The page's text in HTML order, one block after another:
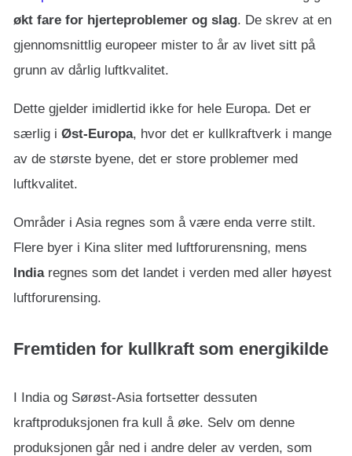
økt fare for hjerteproblemer og slag. De skrev at en
gjennomsnittlig europeer mister to år av livet sitt på
grunn av dårlig luftkvalitet.
Dette gjelder imidlertid ikke for hele Europa. Det er
særlig i Øst-Europa, hvor det er kullkraftverk i mange
av de største byene, det er store problemer med
luftkvalitet.
Områder i Asia regnes som å være enda verre stilt.
Flere byer i Kina sliter med luftforurensning, mens
India regnes som det landet i verden med aller høyest
luftforurensing.
Fremtiden for kullkraft som energikilde
I India og Sørøst-Asia fortsetter dessuten
kraftproduksjonen fra kull å øke. Selv om denne
produksjonen går ned i andre deler av verden, som